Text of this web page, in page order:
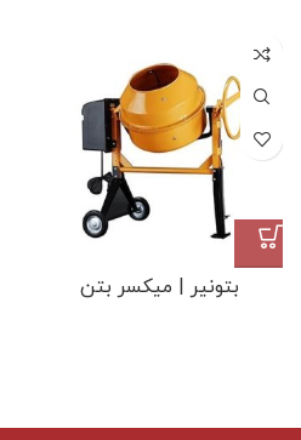
بتونیر | میکسر بتن